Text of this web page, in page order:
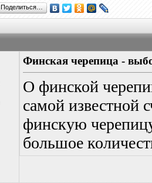
Поделиться…
Финская черепица -
О финской
самой известной
финскую
большое